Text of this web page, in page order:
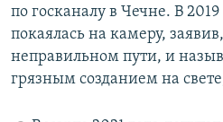
по госканалу в Чечне. В
покаялась на камеру,
неправильном пути, и
грязным созданием на